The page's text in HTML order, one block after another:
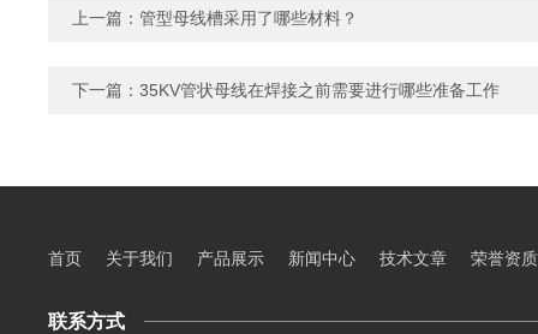
上一篇： 管型母线槽采用了哪些材料？
下一篇： 35KV管状母线在焊接之前需要进行哪些准备工作
首页 关于我们 产品展示 新闻中心 技术文章 荣誉资质
联系方式